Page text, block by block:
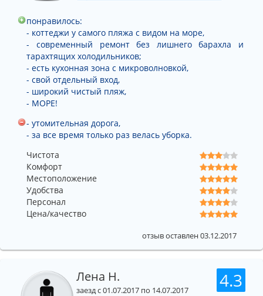
понравилось:
- коттеджи у самого пляжа с видом на море,
- современный ремонт без лишнего барахла и
тарахтящих холодильников;
- есть кухонная зона с микроволновкой,
- свой отдельный вход,
- широкий чистый пляж,
- МОРЕ!
- утомительная дорога,
- за все время только раз велась уборка.
Чистота
Комфорт
Местоположение
Удобства
Персонал
Цена/качество
отзыв оставлен 03.12.2017
4.3
Лена Н.
заезд с 01.07.2017 по 14.07.2017